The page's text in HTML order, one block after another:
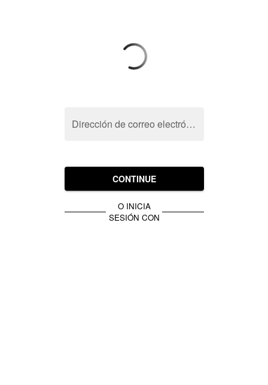
Dirección de correo electrónico
CONTINUE
O INICIA
SESIÓN CON